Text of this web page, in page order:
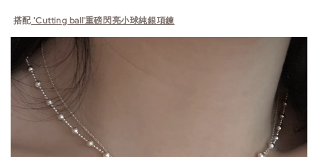
搭配'Cutting ball'重磅閃亮小球純銀項鍊